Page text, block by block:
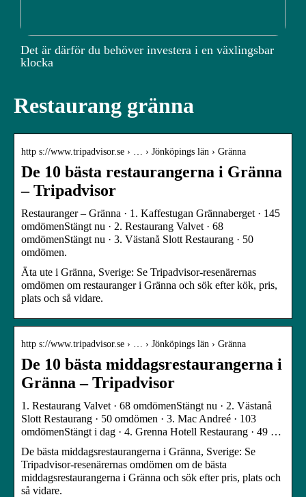
Det är därför du behöver investera i en växlingsbar
klocka
Restaurang gränna
http s://www.tripadvisor.se › … › Jönköpings län › Gränna
De 10 bästa restaurangerna i Gränna
– Tripadvisor
Restauranger – Gränna · 1. Kaffestugan Grännaberget · 145
omdömenStängt nu · 2. Restaurang Valvet · 68
omdömenStängt nu · 3. Västanå Slott Restaurang · 50
omdömen.
Äta ute i Gränna, Sverige: Se Tripadvisor-resenärernas
omdömen om restauranger i Gränna och sök efter kök, pris,
plats och så vidare.
http s://www.tripadvisor.se › … › Jönköpings län › Gränna
De 10 bästa middagsrestaurangerna i
Gränna – Tripadvisor
1. Restaurang Valvet · 68 omdömenStängt nu · 2. Västanå
Slott Restaurang · 50 omdömen · 3. Mac Andreé · 103
omdömenStängt i dag · 4. Grenna Hotell Restaurang · 49 …
De bästa middagsrestaurangerna i Gränna, Sverige: Se
Tripadvisor-resenärernas omdömen om de bästa
middagsrestaurangerna i Gränna och sök efter pris, plats och
så vidare.